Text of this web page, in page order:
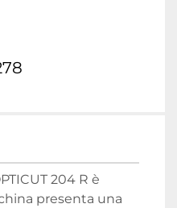
204 R è
presenta una